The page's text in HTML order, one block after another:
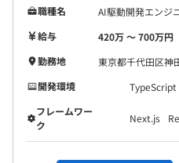
職種名
AI駆動開発エン
給与
420万 〜 700万円
勤務地
東京都千代田区神
開発環境
TypeScript
フレームワー
ク
Next.js